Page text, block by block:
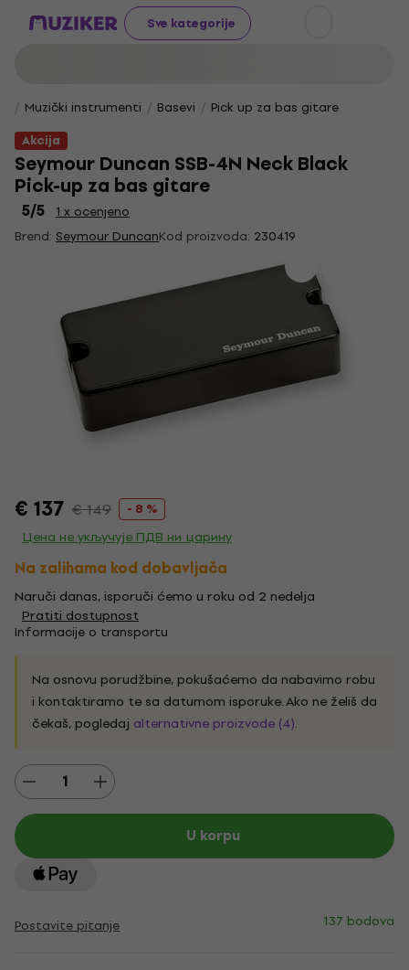
Sve kategorije
Muzički instrumenti Basevi
Pick up za bas gitare
Akcija
Seymour Duncan SSB-4N Neck Black
Pick-up za bas gitare
5/5
1 x ocenjeno
Brend: Seymour DuncanKod proizvoda: 230419
€ 137 € 149 - 8 %
Цена не укључује ПДВ ни царину
Na zalihama kod dobavljača
Naruči danas, isporuči ćemo u roku od 2 nedelja
Pratiti dostupnost
Informacije o transportu
Na osnovu porudžbine, pokušaćemo da nabavimo robu
i kontaktiramo te sa datumom isporuke. Ako ne želiš da
čekaš, pogledaj alternativne proizvode (4).
U korpu
Postavite pitanje 137 bodova